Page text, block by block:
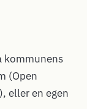
kommunens
(Open
eller en egen